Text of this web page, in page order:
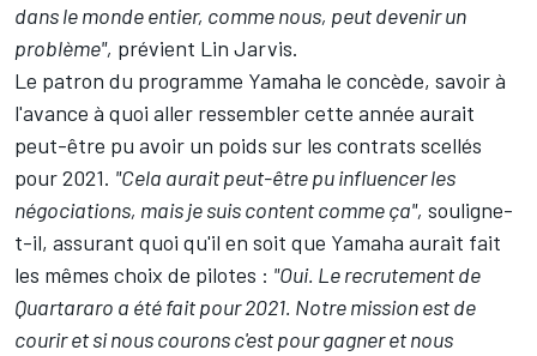
dans le monde entier, comme nous, peut devenir un
problème", prévient Lin Jarvis.
Le patron du programme Yamaha le concède, savoir à
l'avance à quoi aller ressembler cette année aurait
peut-être pu avoir un poids sur les contrats scellés
pour 2021. "Cela aurait peut-être pu influencer les
négociations, mais je suis content comme ça", souligne-
t-il, assurant quoi qu'il en soit que Yamaha aurait fait
les mêmes choix de pilotes : "Oui. Le recrutement de
Quartararo a été fait pour 2021. Notre mission est de
courir et si nous courons c'est pour gagner et nous